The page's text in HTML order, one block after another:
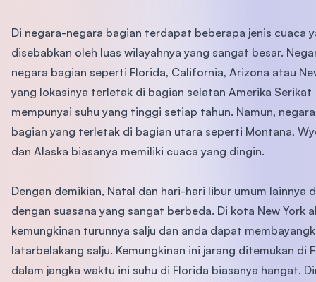
Di negara-negara bagian terdapat beberapa jenis cuaca
disebabkan oleh luas wilayahnya yang sangat besar.
negara bagian seperti Florida, California, Arizona atau
yang lokasinya terletak di bagian selatan Amerika Serikat
mempunyai suhu yang tinggi setiap tahun. Namun,
bagian yang terletak di bagian utara seperti Montana,
dan Alaska biasanya memiliki cuaca yang dingin.
Dengan demikian, Natal dan hari-hari libur umum lainnya
dengan suasana yang sangat berbeda. Di kota New York
kemungkinan turunnya salju dan anda dapat
latarbelakang salju. Kemungkinan ini jarang ditemukan di
dalam jangka waktu ini suhu di Florida biasanya hangat.